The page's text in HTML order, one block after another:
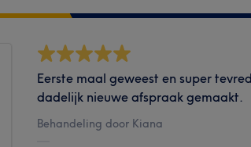
Eerste maal geweest en super
dadelijk nieuwe afspraak gemaakt.
Behandeling door Kiana